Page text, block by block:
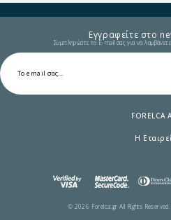
Εγγραφείτε στο
Συμπληρώστε το E-mail σας για να
FORELCA
Η
© 2026 Forelca.gr All Rights Reserved.